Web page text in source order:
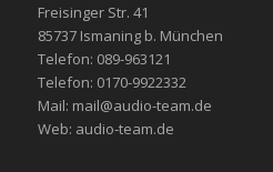
Freisinger Str. 41
85737 Ismaning b. München
Telefon: 089-963121
Telefon: 0170-9922332
Mail: mail@audio-team.de
Web: audio-team.de